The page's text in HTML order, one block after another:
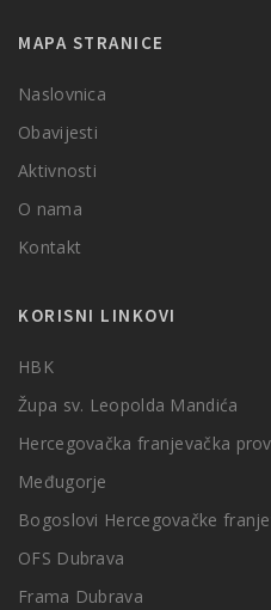
MAPA STRANICE
Naslovnica
Obavijesti
Aktivnosti
O nama
Kontakt
KORISNI LINKOVI
HBK
Župa sv. Leopolda Mandića
Hercegovačka franjevačka
Međugorje
Bogoslovi Hercegovačke
OFS Dubrava
Frama Dubrava